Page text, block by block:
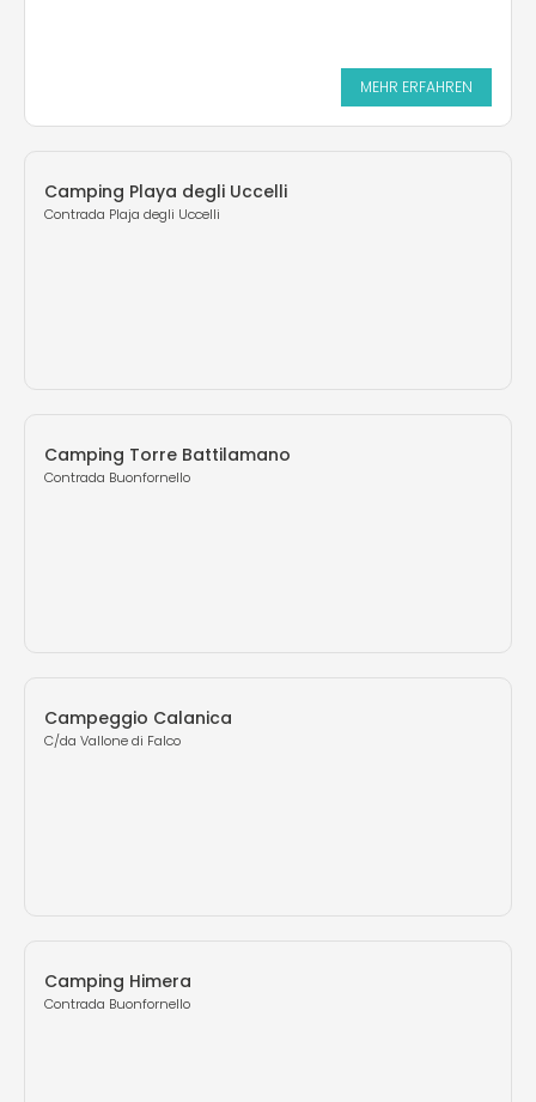
MEHR ERFAHREN
Camping Playa degli Uccelli
Contrada Plaja degli Uccelli
Camping Torre Battilamano
Contrada Buonfornello
Campeggio Calanica
C/da Vallone di Falco
Camping Himera
Contrada Buonfornello